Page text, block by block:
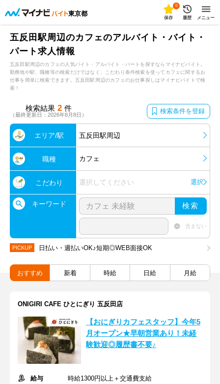
東京都
0
保存 履歴 メニュー
五反田駅周辺のカフェのアルバイト・バイト・
パート求人情報
五反田駅周辺のカフェの人気バイト・アルバイト・パートを探すならマイナビバイト。
勤務地や駅、職種等の検索だけではなく、こだわり条件検索を使ってカフェに関するお
仕事を簡単に検索できます。五反田駅周辺のカフェのお仕事探しはマイナビバイトで検
索！
検索結果 2 件
（最終更新日：2026年8月8日） 検索条件を登録
エリア/駅 五反田駅周辺
職種 カフェ
こだわり 選択してください 選択
キーワード 検索
含まない
PICKUP 日払い・週払いOK♪短期◎WEB面接OK
おすすめ 新着 時給 日給 月給
ONIGIRI CAFE ひとにぎり 五反田店
【おにぎりカフェスタッフ】今年5
月オープン★早朝営業あり！未経
験歓迎◎履歴書不要♪
給与
時給1300円以上＋交通費支給